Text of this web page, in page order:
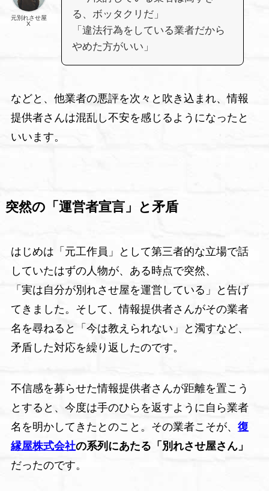
元別れさせ屋
X
る、ボッタクリだ」
「違法行為をしている業者だから
やめた方がいい」
などと、他業者の悪評を次々と吹き込まれ、情報
提供者さんは混乱し不安を感じるようになったと
いいます。
突然の「運営者宣言」と矛盾
はじめは「元工作員」として第三者的な立場で話
していたはずの人物が、ある時点で突然、
「実は自分が別れさせ屋を運営している」と告げ
てきました。そして、情報提供者さんがその業者
名を尋ねると「今は教えられない」と濁すなど、
矛盾した対応を繰り返したのです。
不信感を募らせた情報提供者さんが距離を置こう
とすると、今度は手のひらを返すように自ら業者
名を明かしてきたとのこと。その業者こそが、 復
縁屋株式会社の系列にあたる「別れさせ屋さん」
だったのです。